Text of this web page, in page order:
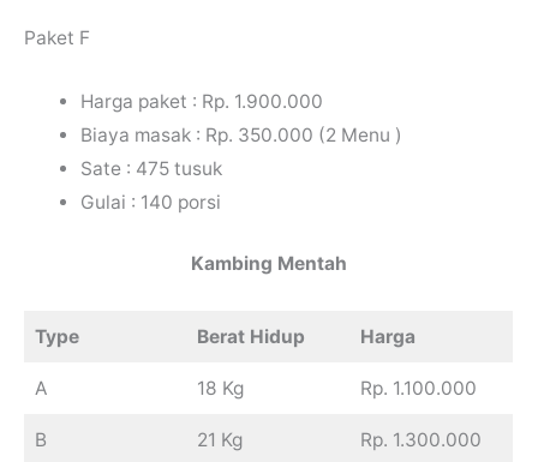
Paket F
Harga paket : Rp. 1.900.000
Biaya masak : Rp. 350.000 (2 Menu )
Sate : 475 tusuk
Gulai : 140 porsi
Kambing Mentah
Type Berat Hidup Harga
A 18 Kg Rp. 1.100.000
B 21 Kg Rp. 1.300.000